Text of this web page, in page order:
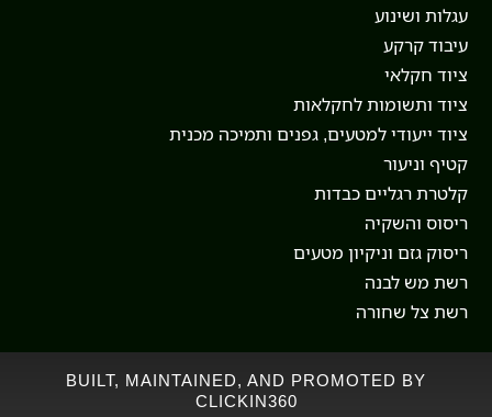
עגלות ושינוע
עיבוד קרקע
ציוד חקלאי
ציוד ותשומות לחקלאות
ציוד ייעודי למטעים, גפנים ותמיכה מכנית
קטיף וניעור
קלטרת רגליים כבדות
ריסוס והשקיה
ריסוק גזם וניקיון מטעים
רשת מש לבנה
רשת צל שחורה
BUILT, MAINTAINED, AND PROMOTED BY
CLICKIN360